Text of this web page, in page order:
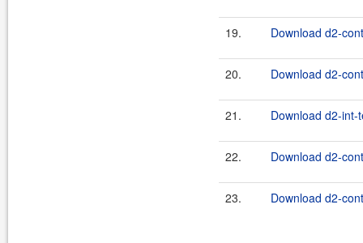
19. Download d2-
20. Download d2-
21. Download d2-
22. Download d2-
23. Download d2-